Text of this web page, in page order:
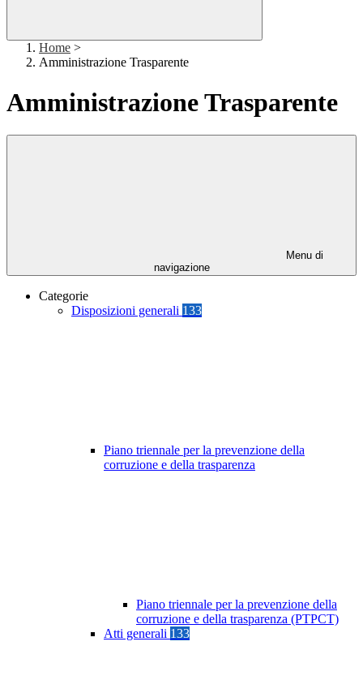
Home >
Amministrazione Trasparente
Amministrazione Trasparente
Menu di
navigazione
Categorie
Disposizioni generali 133
Piano triennale per la prevenzione della
corruzione e della trasparenza
Piano triennale per la prevenzione della
corruzione e della trasparenza (PTPCT)
Atti generali 133